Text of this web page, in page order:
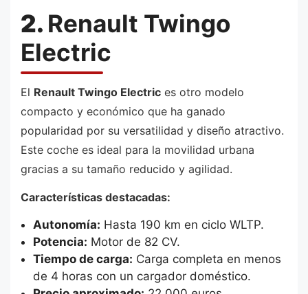
2. Renault Twingo
Electric
El Renault Twingo Electric es otro modelo
compacto y económico que ha ganado
popularidad por su versatilidad y diseño atractivo.
Este coche es ideal para la movilidad urbana
gracias a su tamaño reducido y agilidad.
Características destacadas:
Autonomía: Hasta 190 km en ciclo WLTP.
Potencia: Motor de 82 CV.
Tiempo de carga: Carga completa en menos
de 4 horas con un cargador doméstico.